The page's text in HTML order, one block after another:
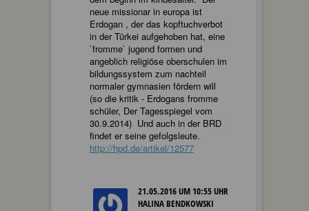
neue missionar in europa ist
Erdogan , der das kopftuchverbot
in der Türkei aufgehoben hat, eine
`fromme` jugend formen und
angeblich religiöse oberschulen im
bildungssystem zum nachteil
normaler gymnasien fördern will
(so die kritik - Erdogans fromme
schüler, Der Tagesspiegel vom
30.9.2014) Und auch in der BRD
findet er seine gefolgsleute.
http://hpd.de/artikel/12577
21.05.2016 UM 10:55 UHR
HALINA BENDKOWSKI